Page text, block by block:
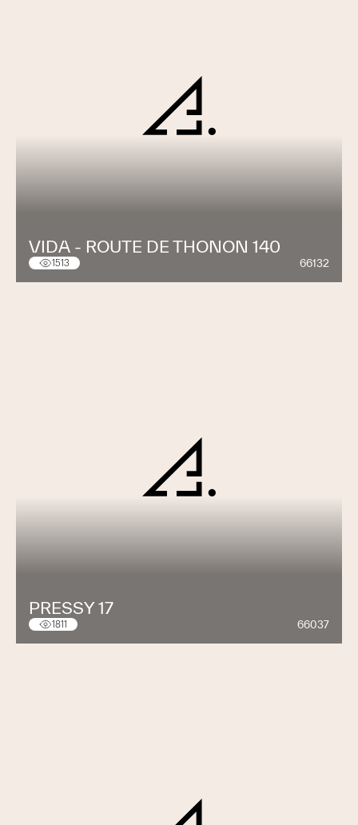
VIDA - ROUTE DE THONON 140
1513 66132
PRESSY 17
1811 66037